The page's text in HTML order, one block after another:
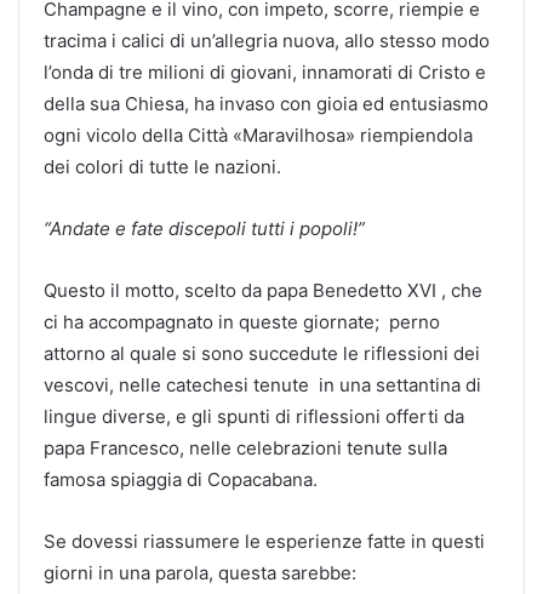
Champagne e il vino, con impeto, scorre, riempie e
tracima i calici di un’allegria nuova, allo stesso modo
l’onda di tre milioni di giovani, innamorati di Cristo e
della sua Chiesa, ha invaso con gioia ed entusiasmo
ogni vicolo della Città «Maravilhosa» riempiendola
dei colori di tutte le nazioni.
“Andate e fate discepoli tutti i popoli!”
Questo il motto, scelto da papa Benedetto XVI , che
ci ha accompagnato in queste giornate; perno
attorno al quale si sono succedute le riflessioni dei
vescovi, nelle catechesi tenute in una settantina di
lingue diverse, e gli spunti di riflessioni offerti da
papa Francesco, nelle celebrazioni tenute sulla
famosa spiaggia di Copacabana.
Se dovessi riassumere le esperienze fatte in questi
giorni in una parola, questa sarebbe: